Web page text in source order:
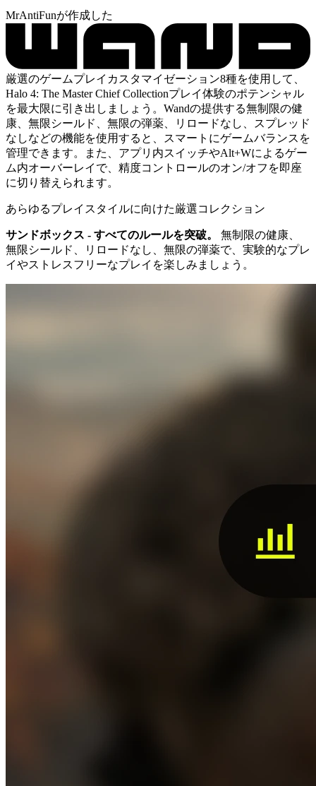
MrAntiFunが作成した
厳選のゲームプレイカスタマイゼーション8種を使用して、
Halo 4: The Master Chief Collectionプレイ体験のポテンシャル
を最大限に引き出しましょう。Wandの提供する無制限の健
康、無限シールド、無限の弾薬、リロードなし、スプレッド
なしなどの機能を使用すると、スマートにゲームバランスを
管理できます。また、アプリ内スイッチやAlt+Wによるゲー
ム内オーバーレイで、精度コントロールのオン/オフを即座
に切り替えられます。
あらゆるプレイスタイルに向けた厳選コレクション
サンドボックス - すべてのルールを突破。
無制限の健康、
無限シールド、リロードなし、無限の弾薬で、実験的なプレ
イやストレスフリーなプレイを楽しみましょう。